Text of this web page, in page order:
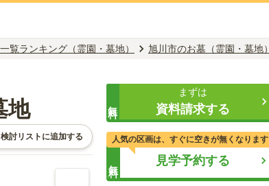
覧ランキング（霊園・墓地） 旭川市のお墓（霊園・墓地）
地
検討リストに追加する
まずは
資料請求する
見学予約する
人気の区画は、すぐに空きが無くなります